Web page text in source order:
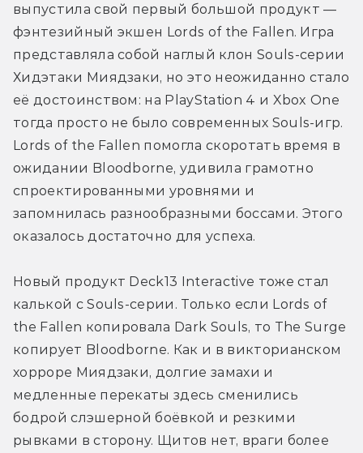
выпустила свой первый большой продукт —
фэнтезийный экшен Lords of the Fallen. Игра
представляла собой наглый клон Souls-серии
Хидэтаки Миядзаки, но это неожиданно стало
её достоинством: на PlayStation 4 и Xbox One
тогда просто не было современных Souls-игр.
Lords of the Fallen помогла скоротать время в
ожидании Bloodborne, удивила грамотно
спроектированными уровнями и
запомнилась разнообразными боссами. Этого
оказалось достаточно для успеха.
Новый продукт Deck13 Interactive тоже стал
калькой с Souls-серии. Только если Lords of
the Fallen копировала Dark Souls, то The Surge
копирует Bloodborne. Как и в викторианском
хорроре Миядзаки, долгие замахи и
медленные перекаты здесь сменились
бодрой слэшерной боёвкой и резкими
рывками в сторону. Щитов нет, враги более